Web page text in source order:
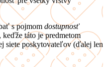
s pojmom dostupnosť
táto je predmetom
siete poskytovateľov (ďalej len